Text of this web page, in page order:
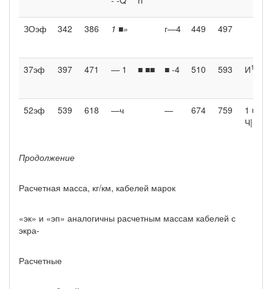
ЗОэф 342 386 1 ■» г—4 449 497
37эф 397 471 — 1 ■ ■■ ■ -4 510 593 И1
52эф 539 618 —ч — 674 759
1 ■
Ч|
Продолжение
Расчетная масса, кг/км, кабелей марок
«эк» и «эп» аналогичны расчетным массам кабелей с
экра-
Расчетные